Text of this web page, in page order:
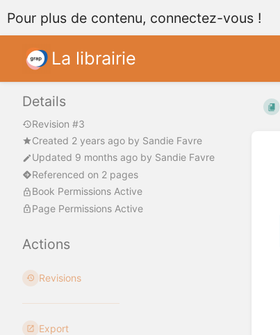
Pour plus de contenu, connectez-vous !
La librairie
Details
Revision #3
Created 2 years ago by Sandie Favre
Updated 9 months ago by Sandie Favre
Referenced on 2 pages
Book Permissions Active
Page Permissions Active
Actions
Revisions
Export